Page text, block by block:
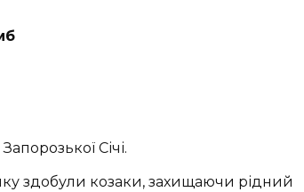
Січі.
здобули козаки, захищаючи рідний